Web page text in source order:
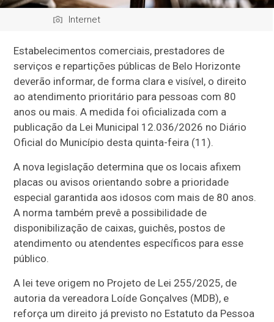
Internet
Estabelecimentos comerciais, prestadores de
serviços e repartições públicas de Belo Horizonte
deverão informar, de forma clara e visível, o direito
ao atendimento prioritário para pessoas com 80
anos ou mais. A medida foi oficializada com a
publicação da Lei Municipal 12.036/2026 no Diário
Oficial do Município desta quinta-feira (11).
A nova legislação determina que os locais afixem
placas ou avisos orientando sobre a prioridade
especial garantida aos idosos com mais de 80 anos.
A norma também prevê a possibilidade de
disponibilização de caixas, guichês, postos de
atendimento ou atendentes específicos para esse
público.
A lei teve origem no Projeto de Lei 255/2025, de
autoria da vereadora Loíde Gonçalves (MDB), e
reforça um direito já previsto no Estatuto da Pessoa